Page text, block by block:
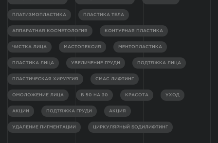
ПЛАТИЗМОПЛАСТИКА ПЛАСТИКА ТЕЛА
АППАРАТНАЯ КОСМЕТОЛОГИЯ КОНТУРНАЯ ПЛАСТИКА
ЧИСТКА ЛИЦА МАСТОПЕКСИЯ МЕНТОПЛАСТИКА
ПЛАСТИКА ЛИЦА УВЕЛИЧЕНИЕ ГРУДИ ПОДТЯЖКА ЛИЦА
ПЛАСТИЧЕСКАЯ ХИРУРГИЯ СМАС ЛИФТИНГ
ОМОЛОЖЕНИЕ ЛИЦА В 50 НА 30 КРАСОТА УХОД
АКЦИИ ПОДТЯЖКА ГРУДИ АКЦИЯ
УДАЛЕНИЕ ПИГМЕНТАЦИИ ЦИРКУЛЯРНЫЙ БОДИЛИФТИНГ